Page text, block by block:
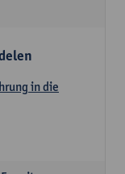
in die